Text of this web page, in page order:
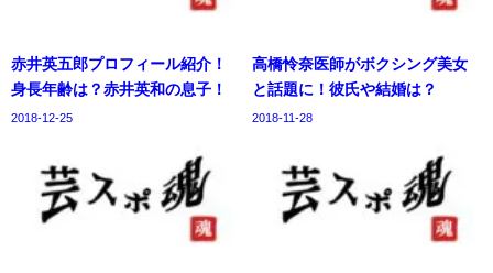
赤井英五郎プロフィール紹介！
身長年齢は？赤井英和の息子！
2018-12-25
高橋怜奈医師がボクシング美女
と話題に！彼氏や結婚は？
2018-11-28